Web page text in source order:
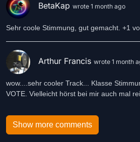
BetaKap wrote 1 month ago
Sehr coole Stimmung, gut gemacht. +1
Arthur Francis wrote 1 month
wow....sehr cooler Track... Klasse
VOTE. Vielleicht hörst bei mir auch mal
Show more comments